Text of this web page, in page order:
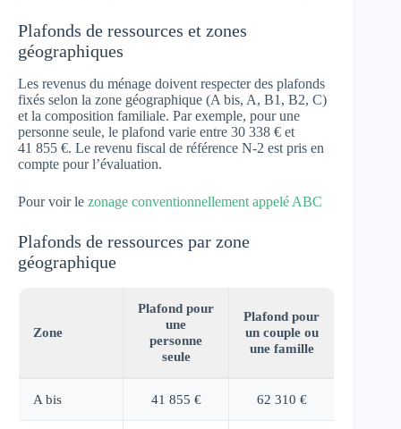
Plafonds de ressources et zones
géographiques
Les revenus du ménage doivent respecter des plafonds
fixés selon la zone géographique (A bis, A, B1, B2, C)
et la composition familiale. Par exemple, pour une
personne seule, le plafond varie entre 30 338 € et
41 855 €. Le revenu fiscal de référence N-2 est pris en
compte pour l’évaluation.
Pour voir le zonage conventionnellement appelé ABC
Plafonds de ressources par zone
géographique
Zone
Plafond pour
une
personne
seule
Plafond pour
un couple ou
une famille
A bis 41 855 € 62 310 €